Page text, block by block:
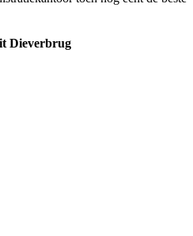
Dieverbrug